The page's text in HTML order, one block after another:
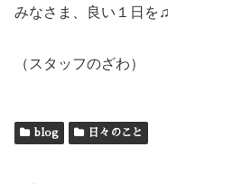
みなさま、良い１日を♫
（スタッフのざわ）
blog 日々のこと